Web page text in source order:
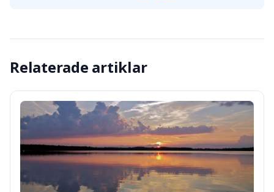
Relaterade artiklar